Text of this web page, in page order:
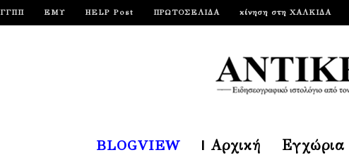
ΓΓΠΠ ΕΜΥ HELP Post ΠΡΩΤΟΣΕΛΙΔΑ κίνηση στη ΧΑΛΚΙΔΑ
BLOGVIEW | Αρχική Εγχώρια